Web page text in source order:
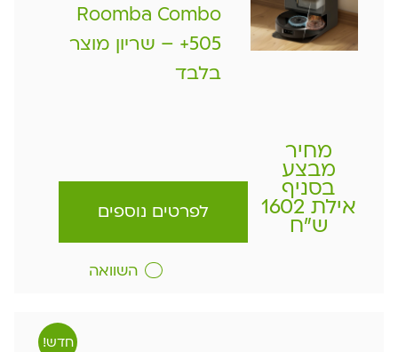
Roomba Combo
+505 – שריון מוצר
בלבד
מחיר
מבצע
בסניף
אילת 1602
ש"ח לפרטים נוספים
השוואה
חדש!